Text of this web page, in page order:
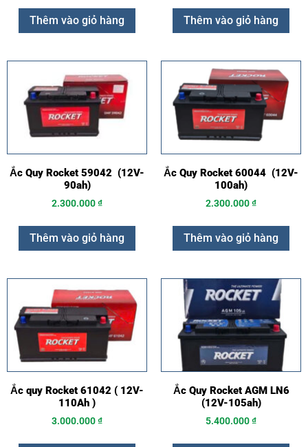
Thêm vào giỏ hàng Thêm vào giỏ hàng
Ắc Quy Rocket 59042 (12V-
90ah)
2.300.000₫
Thêm vào giỏ hàng
Ắc Quy Rocket 60044 (12V-
100ah)
2.300.000₫
Thêm vào giỏ hàng
Ắc quy Rocket 61042 ( 12V-
110Ah )
3.000.000₫
Ắc Quy Rocket AGM LN6
(12V-105ah)
5.400.000₫